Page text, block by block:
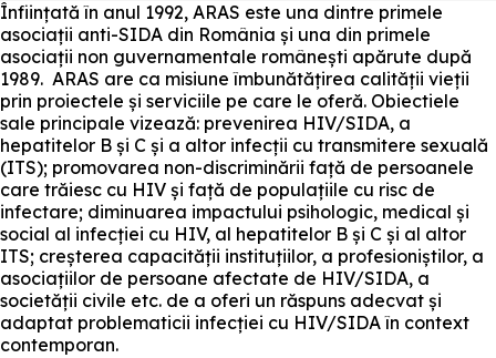
Înființată în anul 1992, ARAS este una dintre primele
asociații anti-SIDA din România și una din primele
asociații non guvernamentale românești apărute după
1989. ARAS are ca misiune îmbunătățirea calității vieții
prin proiectele și serviciile pe care le oferă. Obiectiele
sale principale vizează: prevenirea HIV/SIDA, a
hepatitelor B și C și a altor infecții cu transmitere sexuală
(ITS); promovarea non-discriminării față de persoanele
care trăiesc cu HIV și față de populațiile cu risc de
infectare; diminuarea impactului psihologic, medical și
social al infecției cu HIV, al hepatitelor B și C și al altor
ITS; creșterea capacității instituțiilor, a profesioniștilor, a
asociațiilor de persoane afectate de HIV/SIDA, a
societății civile etc. de a oferi un răspuns adecvat și
adaptat problematicii infecției cu HIV/SIDA în context
contemporan.